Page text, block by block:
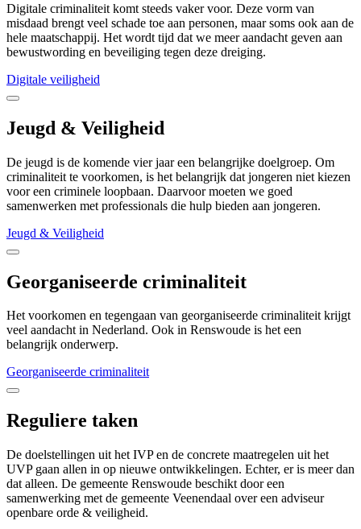
Digitale criminaliteit komt steeds vaker voor. Deze vorm van
misdaad brengt veel schade toe aan personen, maar soms ook aan de
hele maatschappij. Het wordt tijd dat we meer aandacht geven aan
bewustwording en beveiliging tegen deze dreiging.
Digitale veiligheid
Jeugd & Veiligheid
De jeugd is de komende vier jaar een belangrijke doelgroep. Om
criminaliteit te voorkomen, is het belangrijk dat jongeren niet kiezen
voor een criminele loopbaan. Daarvoor moeten we goed
samenwerken met professionals die hulp bieden aan jongeren.
Jeugd & Veiligheid
Georganiseerde criminaliteit
Het voorkomen en tegengaan van georganiseerde criminaliteit krijgt
veel aandacht in Nederland. Ook in Renswoude is het een
belangrijk onderwerp.
Georganiseerde criminaliteit
Reguliere taken
De doelstellingen uit het IVP en de concrete maatregelen uit het
UVP gaan allen in op nieuwe ontwikkelingen. Echter, er is meer dan
dat alleen. De gemeente Renswoude beschikt door een
samenwerking met de gemeente Veenendaal over een adviseur
openbare orde & veiligheid.